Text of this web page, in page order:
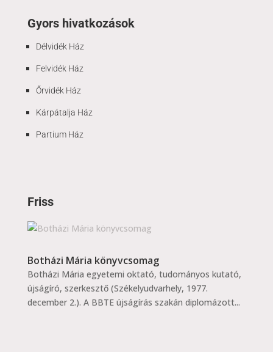
Gyors hivatkozások
Délvidék Ház
Felvidék Ház
Őrvidék Ház
Kárpátalja Ház
Partium Ház
Friss
Botházi Mária könyvcsomag
Botházi Mária egyetemi oktató, tudományos kutató,
újságíró, szerkesztő (Székelyudvarhely, 1977.
december 2.). A BBTE újságírás szakán diplomázott...